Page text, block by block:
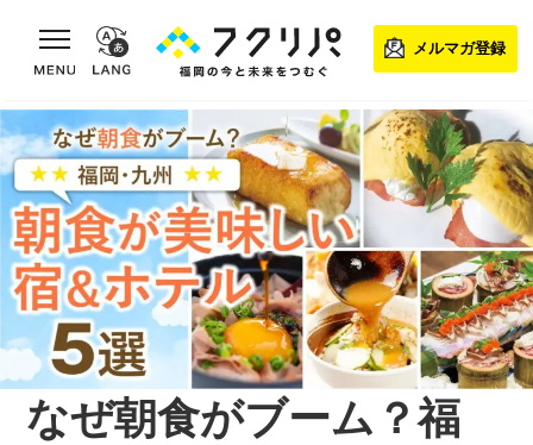
toggle navigation
メルマガ登録
なぜ朝食がブーム？福